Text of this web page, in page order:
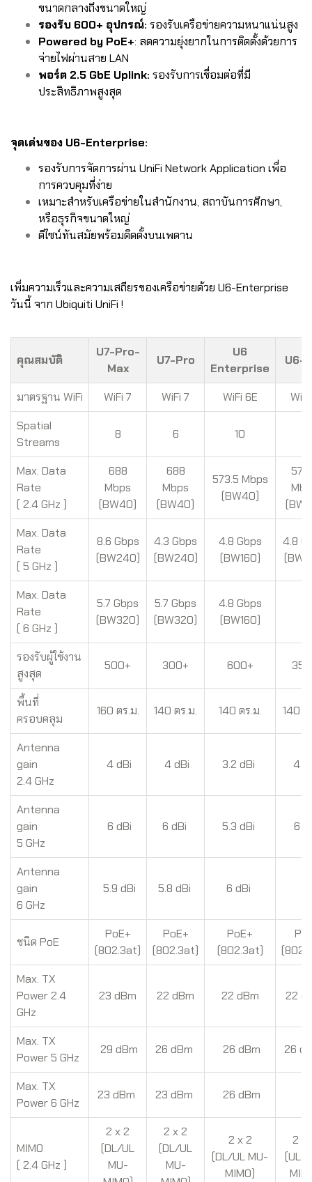
ขนาดกลางถึงขนาดใหญ่
รองรับ 600+ อุปกรณ์: รองรับเครือข่ายความหนาแน่นสูง
Powered by PoE+: ลดความยุ่งยากในการติดตั้งด้วยการ
จ่ายไฟผ่านสาย LAN
พอร์ต 2.5 GbE Uplink: รองรับการเชื่อมต่อที่มี
ประสิทธิภาพสูงสุด
จุดเด่นของ U6-Enterprise:
รองรับการจัดการผ่าน UniFi Network Application เพื่อ
การควบคุมที่ง่าย
เหมาะสำหรับเครือข่ายในสำนักงาน, สถาบันการศึกษา,
หรือธุรกิจขนาดใหญ่
ดีไซน์ทันสมัยพร้อมติดตั้งบนเพดาน
เพิ่มความเร็วและความเสถียรของเครือข่ายด้วย U6-Enterprise
วันนี้ จาก Ubiquiti UniFi !
คุณสมบัติ
U7-Pro-
Max
U7-Pro
U6
Enterprise
U6-
มาตรฐาน WiFi WiFi 7 WiFi 7 WiFi 6E
Spatial
Streams
8 6 10
Max. Data
Rate
( 2.4 GHz )
688
Mbps
(BW40)
688
Mbps
(BW40)
573.5 Mbps
(BW40)
Max. Data
Rate
( 5 GHz )
8.6 Gbps
(BW240)
4.3 Gbps
(BW240)
4.8 Gbps
(BW160)
4.8
Max. Data
Rate
( 6 GHz )
5.7 Gbps
(BW320)
5.7 Gbps
(BW320)
4.8 Gbps
(BW160)
รองรับผู้ใช้งาน
สูงสุด
500+ 300+ 600+
พื้นที่
ครอบคลุม
160 ตร.ม. 140 ตร.ม. 140 ตร.ม. 140 ต
Antenna
gain
2.4 GHz
4 dBi 4 dBi 3.2 dBi 4
Antenna
gain
5 GHz
6 dBi 6 dBi 5.3 dBi 6
Antenna
gain
6 GHz
5.9 dBi 5.8 dBi 6 dBi
ชนิด PoE
PoE+
(802.3at)
PoE+
(802.3at)
PoE+
(802.3at)
Max. TX
Power 2.4
GHz
23 dBm 22 dBm 22 dBm 22
Max. TX
Power 5 GHz
29 dBm 26 dBm 26 dBm 26
Max. TX
Power 6 GHz
23 dBm 23 dBm 26 dBm
MIMO
( 2.4 GHz )
2 x 2
(DL/UL
MU-
2 x 2
(DL/UL
MU-
2 x 2
(DL/UL MU-
MIMO)
2 x
(UL